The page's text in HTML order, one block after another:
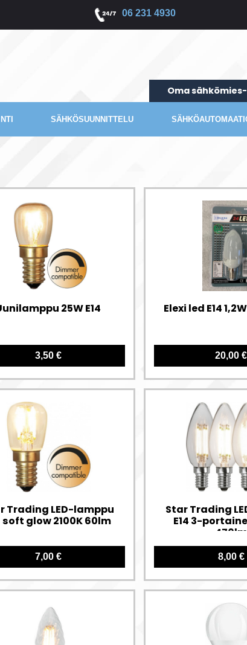
06 231 4930
Oma
SÄHKÖSUUNNITTELU
25W E14
3,50 €
Elexi led E14
20,00 €
Trading LED-lamppu
soft glow 2100K 60lm
7,00 €
Star Trading
E14 3-
470lm
8,00 €